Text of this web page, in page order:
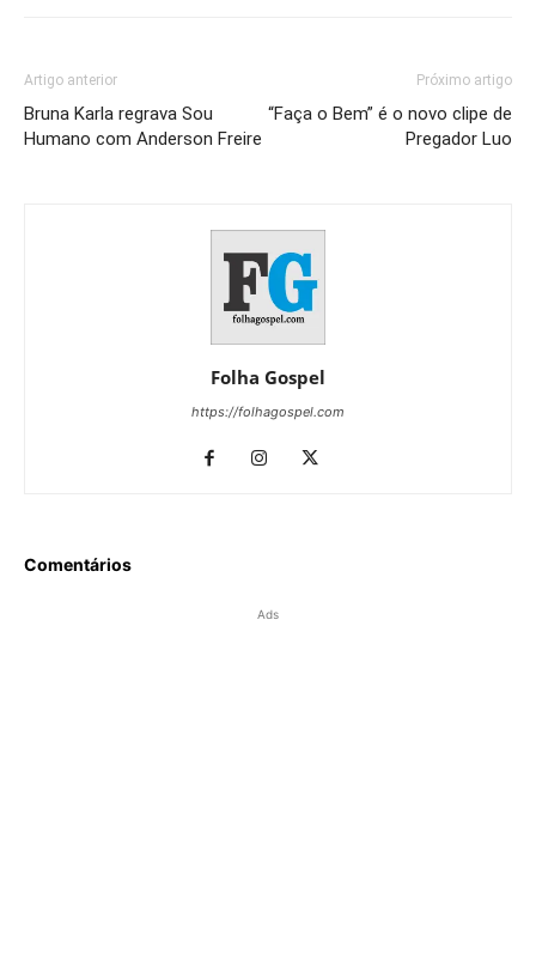
Artigo anterior
Bruna Karla regrava Sou
Humano com Anderson Freire
Próximo artigo
“Faça o Bem” é o novo clipe de
Pregador Luo
Folha Gospel
https://folhagospel.com
Comentários
Ads